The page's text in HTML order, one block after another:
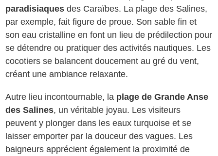
paradisiaques des Caraïbes. La plage des Salines,
par exemple, fait figure de proue. Son sable fin et
son eau cristalline en font un lieu de prédilection pour
se détendre ou pratiquer des activités nautiques. Les
cocotiers se balancent doucement au gré du vent,
créant une ambiance relaxante.
Autre lieu incontournable, la plage de Grande Anse
des Salines, un véritable joyau. Les visiteurs
peuvent y plonger dans les eaux turquoise et se
laisser emporter par la douceur des vagues. Les
baigneurs apprécient également la proximité de